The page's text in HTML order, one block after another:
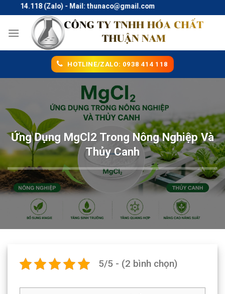
to
content
(Zalo) - Mail: thunaco@gmail.com
HOTLINE/ZALO: 0938 414 118
Ứng Dụng MgCl2 Trong Nông Nghiệp Và
Thủy Canh
5/5 - (2 bình chọn)